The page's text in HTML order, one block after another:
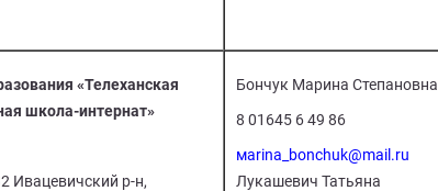
«Телеханская
школа-интернат»
Ивацевичский р-н,
Бончук Марина Степановна
8 01645 6 49 86
мarina_bonchuk@mail.ru
Лукашевич Татьяна